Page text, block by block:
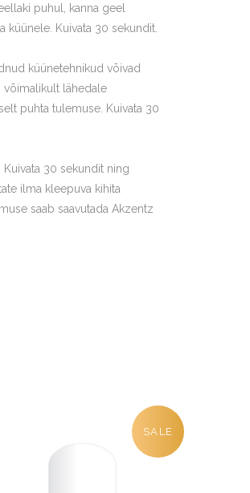
puhul, kanna geel
Kuivata 30 sekundit.
küünetehnikud võivad
võimalikult lähedale
puhta tulemuse. Kuivata 30
Kuivata 30 sekundit ning
ilma kleepuva kihita
saab saavutada Akzentz
SALE